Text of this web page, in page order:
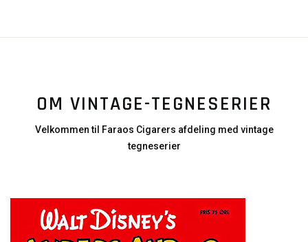
OM VINTAGE-TEGNESERIER
Velkommen til Faraos Cigarers afdeling med vintage
tegneserier